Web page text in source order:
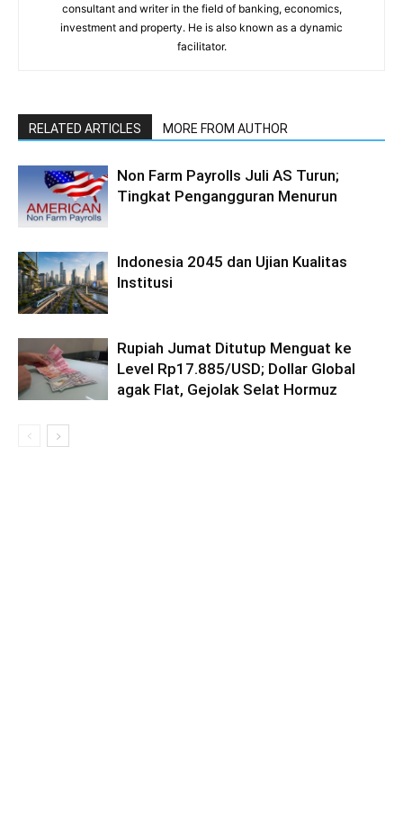
consultant and writer in the field of banking, economics,
investment and property. He is also known as a dynamic
facilitator.
RELATED ARTICLES MORE FROM AUTHOR
Non Farm Payrolls Juli AS Turun;
Tingkat Pengangguran Menurun
Indonesia 2045 dan Ujian Kualitas
Institusi
Rupiah Jumat Ditutup Menguat ke
Level Rp17.885/USD; Dollar Global
agak Flat, Gejolak Selat Hormuz